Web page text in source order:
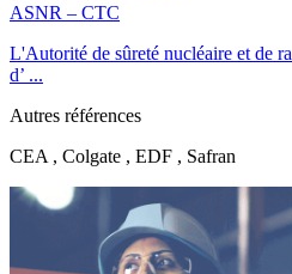
ASNR – CTC
L'Autorité de sûreté nucléaire et de
d’ ...
Autres références
CEA , Colgate , EDF , Safran